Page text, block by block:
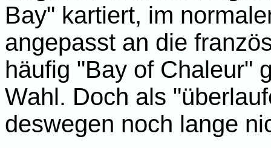
Bay" kartiert, im
angepasst an die
häufig "Bay of Chaleur"
Wahl. Doch als
deswegen noch lange